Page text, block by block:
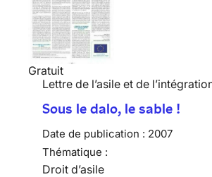
Gratuit
Lettre de l’asile et de
Sous le dalo, le sable !
Date de publication : 2007
Thématique :
Droit d’asile